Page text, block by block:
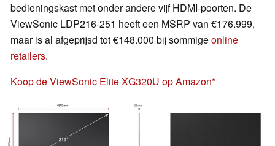
bedieningskast met onder andere vijf HDMI-poorten. De
ViewSonic LDP216-251 heeft een MSRP van €176.999,
maar is al afgeprijsd tot €148.000 bij sommigeonline
retailers.
Koop de ViewSonic Elite XG320U op Amazon